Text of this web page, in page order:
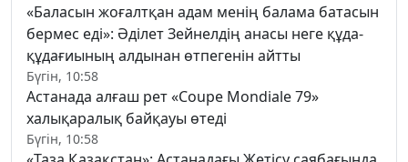
«Баласын жоғалтқан адам менің балама батасын
бермес еді»: Әділет Зейнелдің анасы неге құда-
құдағиының алдынан өтпегенін айтты
Бүгін, 10:58
Астанада алғаш рет «Coupe Mondiale 79»
халықаралық байқауы өтеді
Бүгін, 10:58